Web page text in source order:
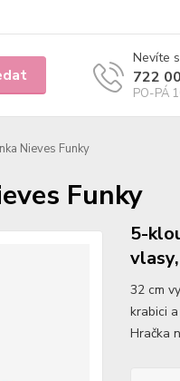
Nevíte
722
PO-PÁ
Nieves Funky
Funky
5-
32 cm
krabici
Hračka